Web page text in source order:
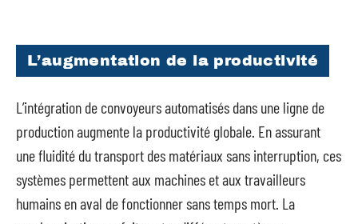
L’augmentation de la productivité
L’intégration de convoyeurs automatisés dans une ligne de
production augmente la productivité globale. En assurant
une fluidité du transport des matériaux sans interruption, ces
systèmes permettent aux machines et aux travailleurs
humains en aval de fonctionner sans temps mort. La